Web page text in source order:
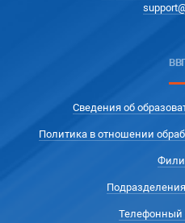
Сведения об
Политика в отношении
Телефонный